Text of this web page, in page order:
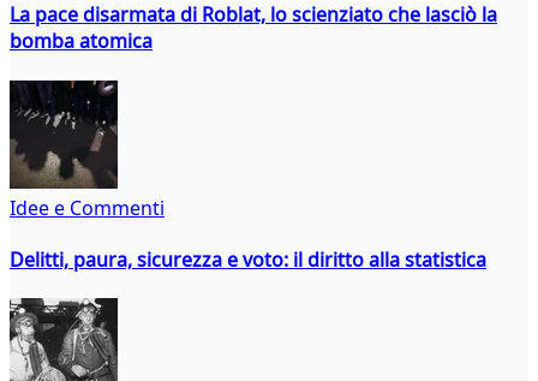
La pace disarmata di Roblat, lo scienziato che lasciò la
bomba atomica
Idee e Commenti
Delitti, paura, sicurezza e voto: il diritto alla statistica